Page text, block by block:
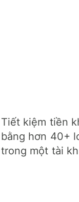
Tiết kiệm tiền
bằng hơn 40+
trong một tài